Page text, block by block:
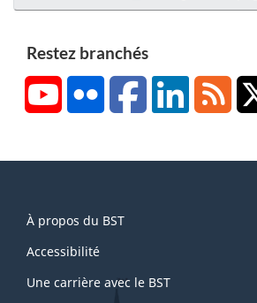
Restez branchés
YouTubeFlickr FacebookLinkedInRSS
this
site
À propos du BST
Accessibilité
Une carrière avec le BST